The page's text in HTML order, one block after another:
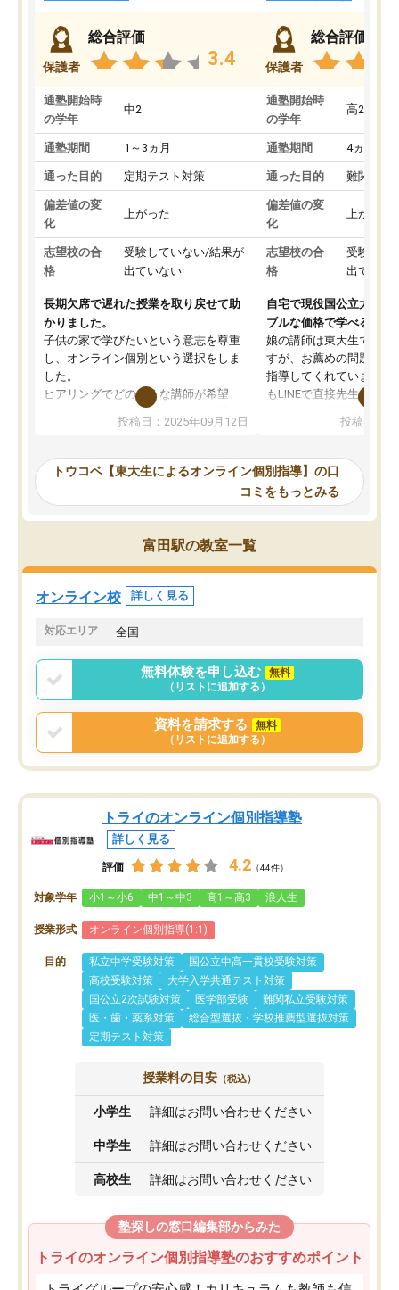
保護者
総合評価
3.4
通塾開始時
の学年
中2
通塾期間 1～3ヵ月
通った目的 定期テスト対策
偏差値の変
化
上がった
志望校の合
格
受験していない/結果が
出ていない
長期欠席で遅れた授業を取り戻せて助
かりました。
子供の家で学びたいという意志を尊重
し、オンライン個別という選択をしま
した。
ヒアリングでどのような講師が希望
か、オプションは付帯するかなど選ぶ
事が出来ました。
ーティングを行い、その講師で良いか
見てから講師を決定する事ができま
す。
うちの子は、初回面談の講師の方で決
オンラインツールを使用した単語帳の
共有があり宿題もそちらで出される形
でした。
言う事で講師変更の申し出があり、あ
まりに短期での変更だった為、塾に通
う事にして退会しました。遅れも取り
戻せ、授業内容や講師の方は良かった
と思います。
投稿日：2025年09月12日
保護者
総合評価
通塾開始時
の学年
高2
通塾期間 4ヵ月～1
通った目的 難関私立
偏差値の変
化
上がった
志望校の合
格
受験して
出ていな
自宅で現役国公立大学生
ブルな価格で学べる
娘の講師は東大生では無
すが、お薦めの問題集や
指導してくれています。
もLINEで直接先生に質問
めれるので、個人に合
いなのがあり(有料)、受
ことをどんなスケジュー
くか相談したのですが、
ち期待したものではなく
くなってきたようなので
投稿日：
トウコベ【東大生によるオンライン個別指導】の口
コミをもっとみる
富田駅の教室一覧
オンライン校 詳しく見る
対応エリア 全国
無料体験を申し込む
無料
（リストに追加する）
資料を請求する
無料
（リストに追加する）
トライのオンライン個別指導塾
詳しく見る
評価 4.2 （44件）
対象学年 小1～小6 中1～中3 高1～高3 浪人生
授業形式 オンライン個別指導(1:1)
目的 私立中学受験対策
国公立中高一貫校受験対策
高校受験対策
大学入学共通テスト対策
国公立2次試験対策
医学部受験
難関私立受験対策
医・歯・薬系対策
総合型選抜・学校推薦型選抜対策
定期テスト対策
授業料の目安 （税込）
小学生 詳細はお問い合わせください
中学生 詳細はお問い合わせください
高校生 詳細はお問い合わせください
塾探しの窓口編集部からみた
トライのオンライン個別指導塾のおすすめポイント